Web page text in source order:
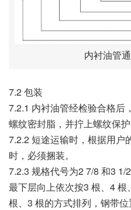
内衬油管
7.2 包装
7.2.1 内衬油管经检验合格后
螺纹密封脂，并拧上螺纹保护
7.2.2 短途运输时，根据用户
时，必须捆装。
7.2.3 规格代号为2 7/8 和3
最下层向上依次按3 根、4 根
根、3 根的方式排列，钢带